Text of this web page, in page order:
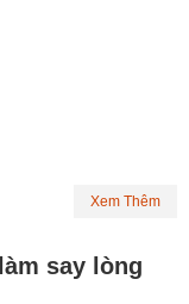
ngất
Xem Thêm
say lòng